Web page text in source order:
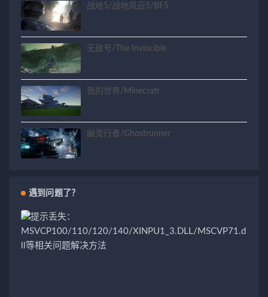
战地5/战地风云5/BF5
无敌号/The Invincible
我的世界/Minecraft
幽灵行者/Ghostrunner
遇到问题了？